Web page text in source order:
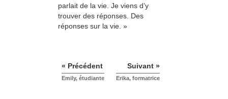
parlait de la vie. Je viens d’y
trouver des réponses. Des
réponses sur la vie. »
« Précédent
Emily, étudiante
Suivant »
Erika, formatrice